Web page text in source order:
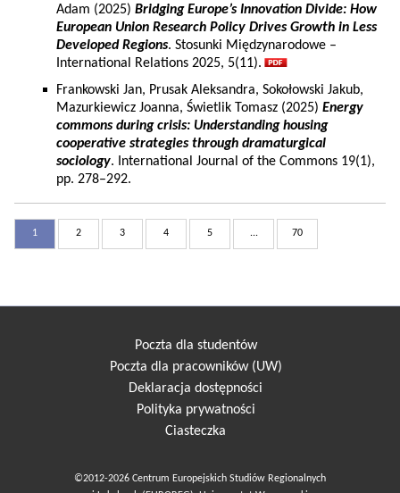
Adam (2025) Bridging Europe’s Innovation Divide: How
European Union Research Policy Drives Growth in Less
Developed Regions. Stosunki Międzynarodowe –
International Relations 2025, 5(11).
Frankowski Jan, Prusak Aleksandra, Sokołowski Jakub,
Mazurkiewicz Joanna, Świetlik Tomasz (2025) Energy
commons during crisis: Understanding housing
cooperative strategies through dramaturgical
sociology. International Journal of the Commons 19(1),
pp. 278–292.
1 2 3 4 5 ... 70
Poczta dla studentów
Poczta dla pracowników (UW)
Deklaracja dostępności
Polityka prywatności
Ciasteczka
©2012-2026 Centrum Europejskich Studiów Regionalnych